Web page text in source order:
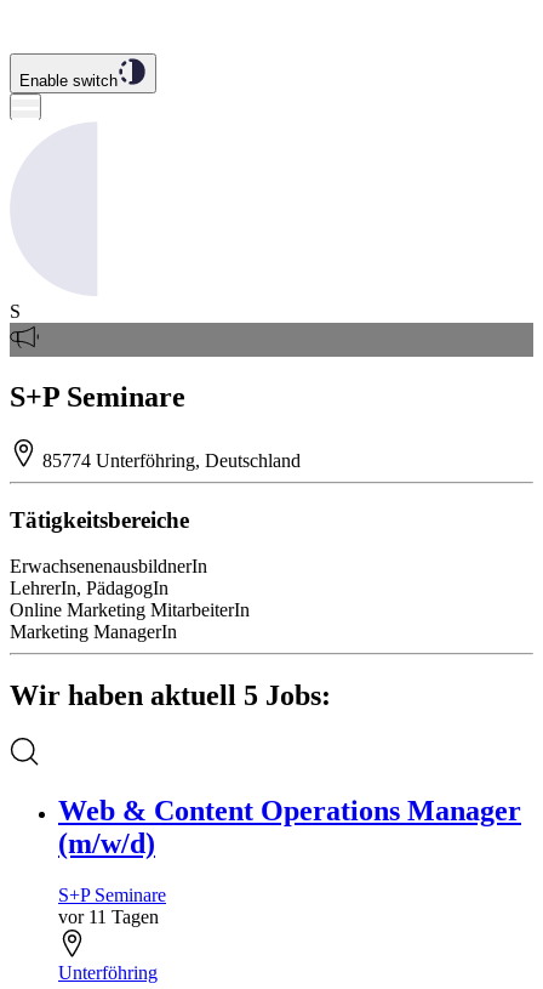
Enable switch
S
S+P Seminare
85774 Unterföhring, Deutschland
Tätigkeitsbereiche
ErwachsenenausbildnerIn
LehrerIn, PädagogIn
Online Marketing MitarbeiterIn
Marketing ManagerIn
Wir haben aktuell 5 Jobs:
Web & Content Operations Manager
(m/w/d)
S+P Seminare
vor 11 Tagen
Unterföhring